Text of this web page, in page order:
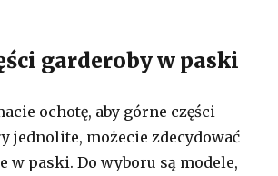
garderoby w paski
ochotę, aby górne części
jednolite, możecie zdecydować
w paski. Do wyboru są modele,